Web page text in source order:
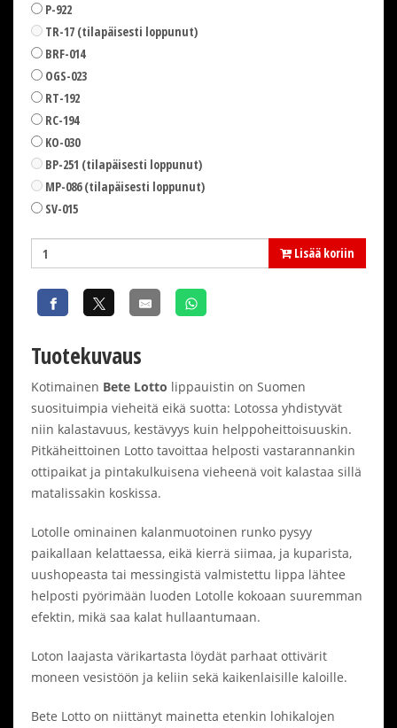
P-922
TR-17 (tilapäisesti loppunut)
BRF-014
OGS-023
RT-192
RC-194
KO-030
BP-251 (tilapäisesti loppunut)
MP-086 (tilapäisesti loppunut)
SV-015
Lisää koriin
Tuotekuvaus
Kotimainen Bete Lotto lippauistin on Suomen
suosituimpia vieheitä eikä suotta: Lotossa yhdistyvät
niin kalastavuus, kestävyys kuin helppoheittoisuuskin.
Pitkäheittoinen Lotto tavoittaa helposti vastarannankin
ottipaikat ja pintakulkuisena vieheenä voit kalastaa sillä
matalissakin koskissa.
Lotolle ominainen kalanmuotoinen runko pysyy
paikallaan kelattaessa, eikä kierrä siimaa, ja kuparista,
uushopeasta tai messingistä valmistettu lippa lähtee
helposti pyörimään luoden Lotolle kokoaan suuremman
efektin, mikä saa kalat hullaantumaan.
Loton laajasta värikartasta löydät parhaat ottivärit
moneen vesistöön ja keliin sekä kaikenlaisille kaloille.
Bete Lotto on niittänyt mainetta etenkin lohikalojen